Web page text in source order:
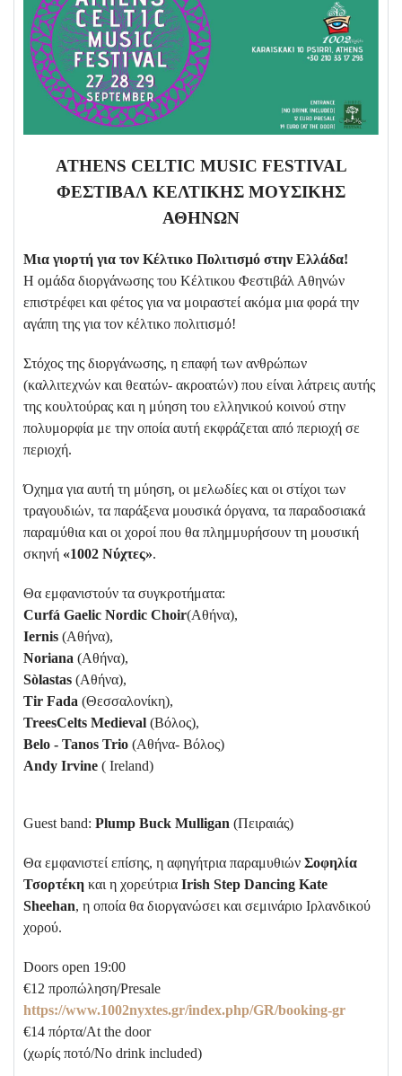
ATHENS CELTIC MUSIC FESTIVAL
ΦΕΣΤΙΒΑΛ ΚΕΛΤΙΚΗΣ ΜΟΥΣΙΚΗΣ
ΑΘΗΝΩΝ
Μια γιορτή για τον Κέλτικο Πολιτισμό στην Ελλάδα!
Η ομάδα διοργάνωσης του Κέλτικου Φεστιβάλ Αθηνών
επιστρέφει και φέτος για να μοιραστεί ακόμα μια φορά την
αγάπη της για τον κέλτικο πολιτισμό!
Στόχος της διοργάνωσης, η επαφή των ανθρώπων
(καλλιτεχνών και θεατών- ακροατών) που είναι λάτρεις αυτής
της κουλτούρας και η μύηση του ελληνικού κοινού στην
πολυμορφία με την οποία αυτή εκφράζεται από περιοχή σε
περιοχή.
Όχημα για αυτή τη μύηση, οι μελωδίες και οι στίχοι των
τραγουδιών, τα παράξενα μουσικά όργανα, τα παραδοσιακά
παραμύθια και οι χοροί που θα πλημμυρήσουν τη μουσική
σκηνή «1002 Νύχτες».
Θα εμφανιστούν τα συγκροτήματα:
Curfá Gaelic Nordic Choir(Αθήνα),
Iernis (Αθήνα),
Noriana (Αθήνα),
Sòlastas (Αθήνα),
Tir Fada (Θεσσαλονίκη),
TreesCelts Medieval (Βόλος),
Belo - Tanos Trio (Αθήνα- Βόλος)
Andy Irvine ( Ireland)
Guest band: Plump Buck Mulligan (Πειραιάς)
Θα εμφανιστεί επίσης, η αφηγήτρια παραμυθιών Σοφηλία
Τσορτέκη και η χορεύτρια Irish Step Dancing Kate
Sheehan, η οποία θα διοργανώσει και σεμινάριο Ιρλανδικού
χορού.
Doors open 19:00
€12 προπώληση/Presale
https://www.1002nyxtes.gr/index.php/GR/booking-gr
€14 πόρτα/At the door
(χωρίς ποτό/No drink included)